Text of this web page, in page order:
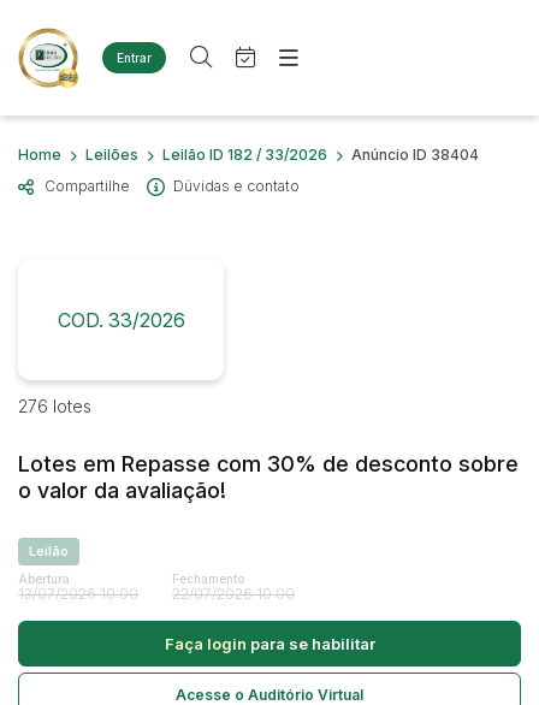
Entrar
Criar conta Entrar
Site
Agenda
Quem Somos
Diversos
Imóveis
Terreno
Sucata Ferrosa
Veículos
Caminhonetes
Carros
Máquina Varredeira
Motos
Busca por palavra-chave
Bairro
Judiciais Extrajudiciais
Faixa de valor
Quem Somos
Home Leilões Leilão ID 182 / 33/2026
Anúncio ID 38404
Compartilhe
Dúvidas e contato
COD. 33/2026
276 lotes
Lotes em Repasse com 30% de desconto sobre
o valor da avaliação!
Leilão
Abertura
13/07/2026 10:00
Fechamento
22/07/2026 10:00
Faça login para se habilitar
Acesse o Auditório Virtual